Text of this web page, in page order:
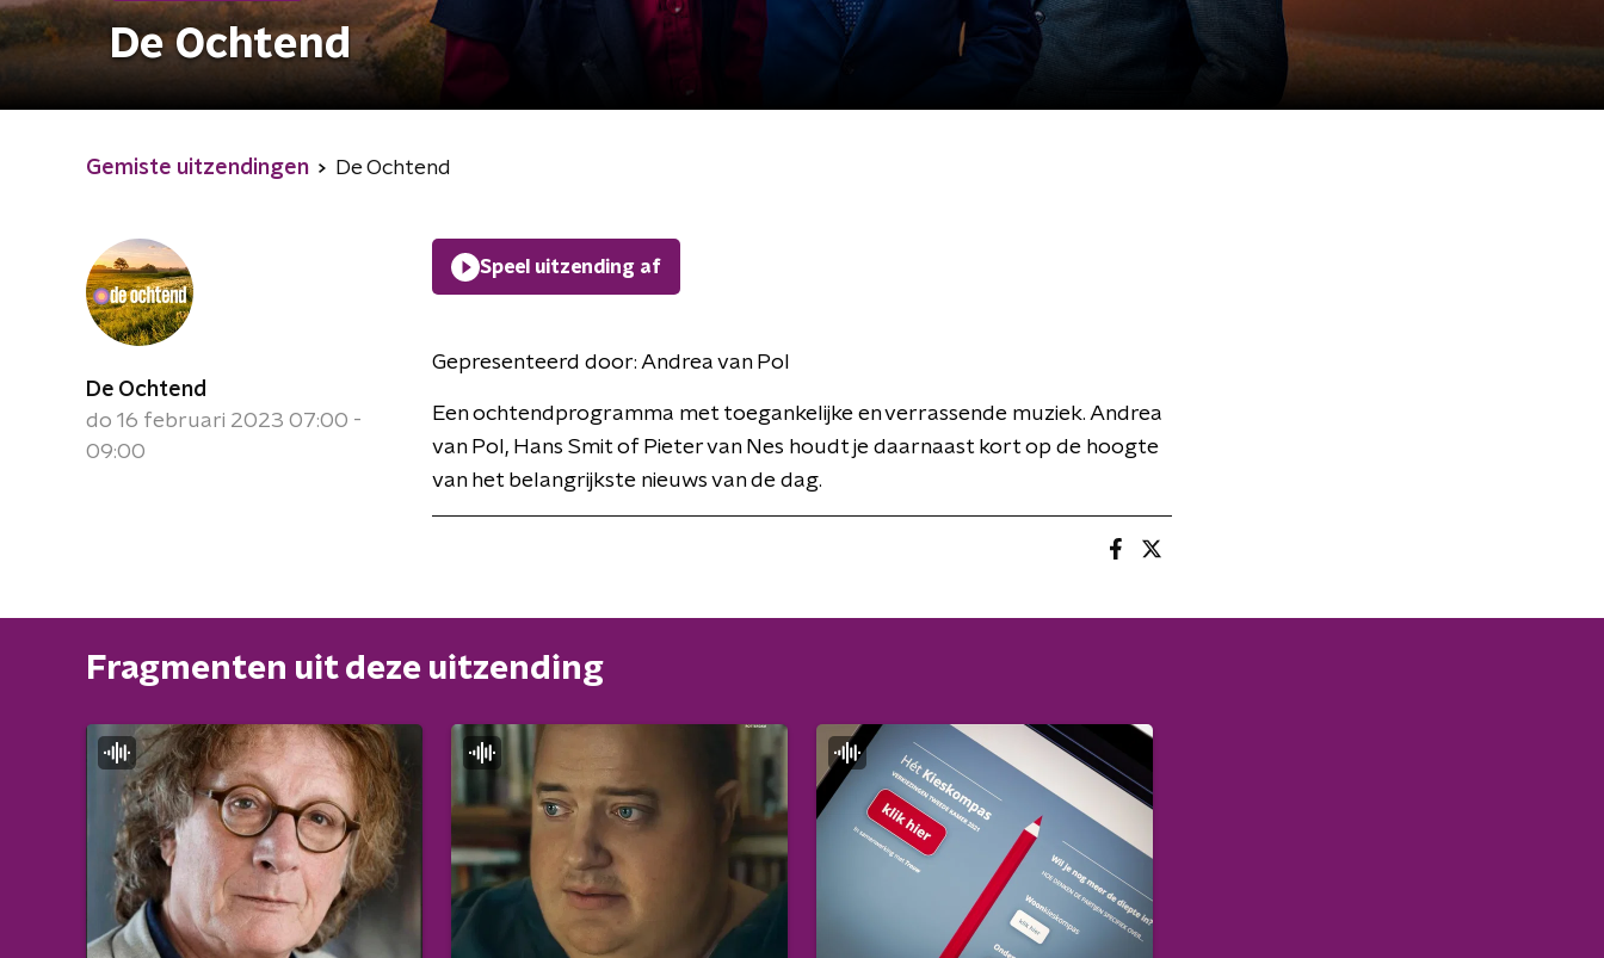
De Ochtend
Gemiste uitzendingen De Ochtend
De Ochtend
do 16 februari 2023 07:00 -
09:00
Speel uitzending af
Gepresenteerd door: Andrea van Pol
Een ochtendprogramma met toegankelijke en verrassende muziek. Andrea
van Pol, Hans Smit of Pieter van Nes houdt je daarnaast kort op de hoogte
van het belangrijkste nieuws van de dag.
Fragmenten uit deze uitzending